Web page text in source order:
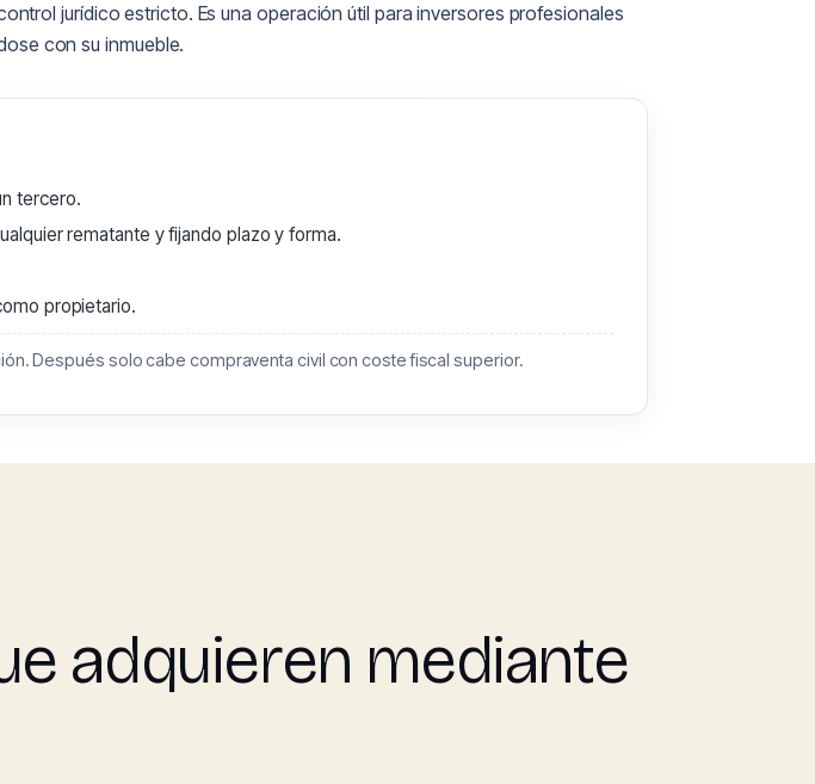
jurídico estricto. Es una operación útil para inversores profesionales
con su inmueble.
tercero.
rematante y fijando plazo y forma.
propietario.
Después solo cabe compraventa civil con coste fiscal superior.
adquieren mediante